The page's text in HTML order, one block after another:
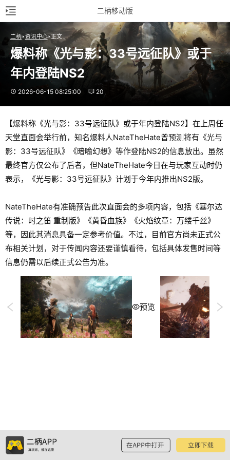
二柄移动版
二柄 资讯中心 正文
爆料称《光与影：33号远征队》或于
年内登陆NS2
2026-06-15 08:25:00 20
【爆料称《光与影：33号远征队》或于年内登陆NS2】在上周任
天堂直面会举行前，知名爆料人NateTheHate曾预测将有《光与
影：33号远征队》《暗喻幻想》等作登陆NS2的信息放出。虽然
最终官方仅公布了后者，但NateTheHate今日在与玩家互动时仍
表示，《光与影：33号远征队》计划于今年内推出NS2版。
NateTheHate有准确预告此次直面会的多项内容，包括《塞尔达
传说：时之笛 重制版》《黄昏血族》《火焰纹章：万缕千丝》
等，因此其消息具备一定参考价值。不过，目前官方尚未正式公
布相关计划，对于传闻内容还要谨慎看待，包括具体发售时间等
信息仍需以后续正式公告为准。
预览